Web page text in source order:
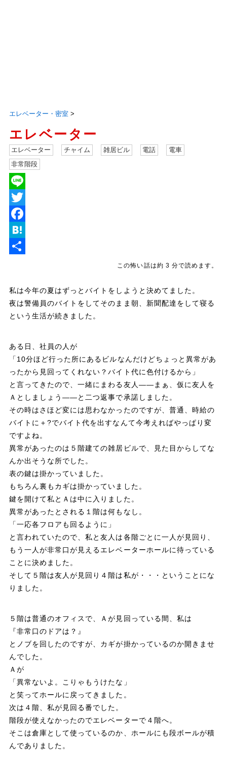
エレベーター・密室>
エレベーター
エレベーター チャイム 雑居ビル 電話
電車
非常階段
L
e
T
w
e
r
a
b
o
k
H
e
n
この怖い話は約 3 分で読めます。
私は今年の夏はずっとバイトをしようと決めてました。
夜は警備員のバイトをしてそのまま朝、新聞配達をして寝る
という生活が続きました。
ある日、社員の人が
「10分ほど行った所にあるビルなんだけどちょっと異常があ
ったから見回ってくれない？バイト代に色付けるから」
と言ってきたので、一緒にまわる友人――まぁ、仮に友人を
Ａとしましょう――と二つ返事で承諾しました。
その時はさほど変には思わなかったのですが、普通、時給の
バイトに＋?でバイト代を出すなんて今考えればやっぱり変
ですよね。
異常があったのは５階建ての雑居ビルで、見た目からしてな
んか出そうな所でした。
表の鍵は掛かっていました。
もちろん裏もカギは掛かっていました。
鍵を開けて私とＡは中に入りました。
異常があったとされる１階は何もなし。
「一応各フロアも回るように」
と言われていたので、私と友人は各階ごとに一人が見回り、
もう一人が非常口が見えるエレベーターホールに待っている
ことに決めました。
そして５階は友人が見回り４階は私が・・・ということにな
りました。
５階は普通のオフィスで、Ａが見回っている間、私は
『非常口のドアは？』
とノブを回したのですが、カギが掛かっているのか開きませ
んでした。
Ａが
「異常ないよ。こりゃもうけたな」
と笑ってホールに戻ってきました。
次は４階、私が見回る番でした。
階段が使えなかったのでエレベーターで４階へ。
そこは倉庫として使っているのか、ホールにも段ボールが積
んでありました。